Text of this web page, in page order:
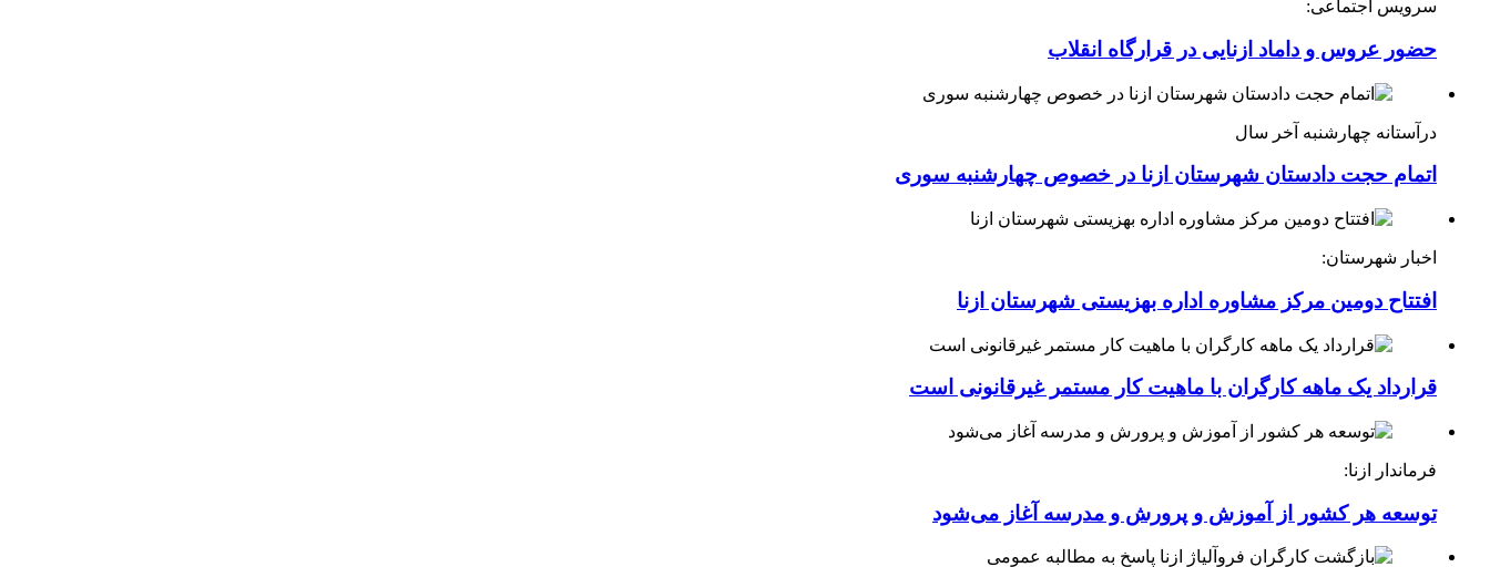
سرویس اجتماعی:
حضور عروس و داماد ازنایی در قرارگاه انقلاب
درآستانه چهارشنبه آخر سال
اتمام حجت دادستان شهرستان ازنا در خصوص چهارشنبه ‌سوری
اخبار شهرستان:
افتتاح دومین مرکز مشاوره اداره بهزیستی شهرستان ازنا
قرارداد یک ماهه کارگران با ماهیت کار مستمر غیرقانونی است
فرماندار ازنا:
توسعه هر کشور از آموزش و پرورش و مدرسه آغاز می‌شود